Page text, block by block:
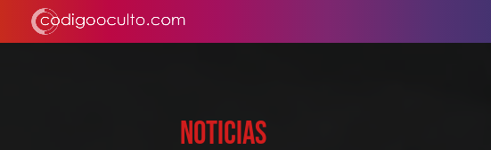
NOTICIAS